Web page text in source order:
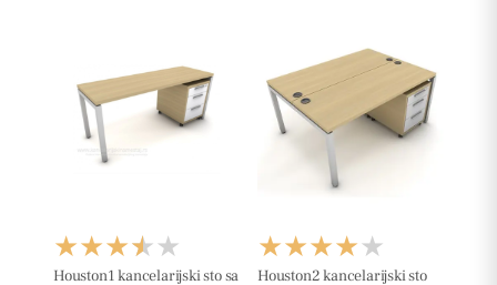
Houston1 kancelarijski sto sa
Houston2 kancelarijski sto